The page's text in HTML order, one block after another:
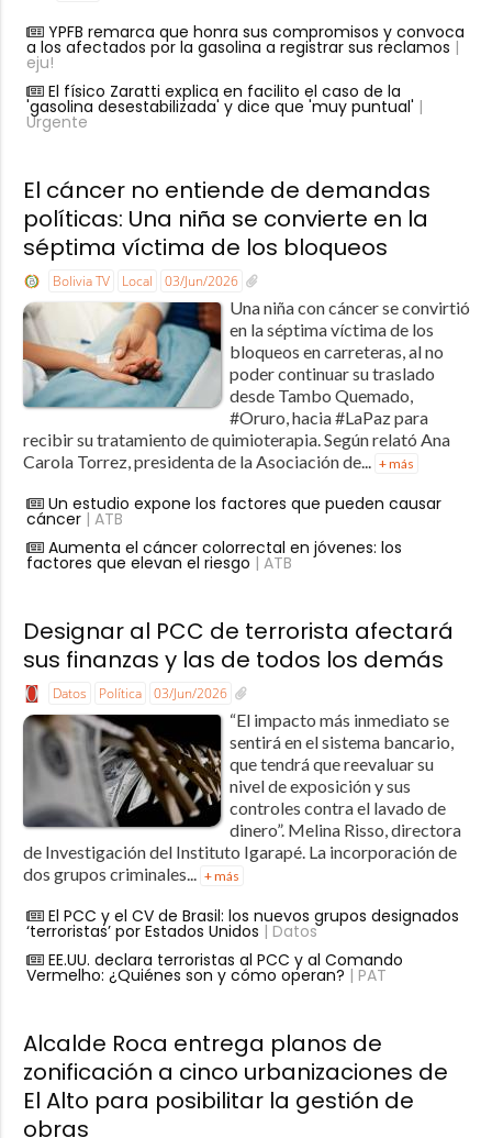
YPFB remarca que honra sus compromisos y convoca
a los afectados por la gasolina a registrar sus reclamos |
eju!
El físico Zaratti explica en facilito el caso de la
'gasolina desestabilizada' y dice que 'muy puntual' |
Urgente
El cáncer no entiende de demandas
políticas: Una niña se convierte en la
séptima víctima de los bloqueos
Bolivia TV Local 03/Jun/2026
Una niña con cáncer se convirtió
en la séptima víctima de los
bloqueos en carreteras, al no
poder continuar su traslado
desde Tambo Quemado,
#Oruro, hacia #LaPaz para
recibir su tratamiento de quimioterapia. Según relató Ana
Carola Torrez, presidenta de la Asociación de...
+ más
Un estudio expone los factores que pueden causar
cáncer| ATB
Aumenta el cáncer colorrectal en jóvenes: los
factores que elevan el riesgo | ATB
Designar al PCC de terrorista afectará
sus finanzas y las de todos los demás
Datos Política 03/Jun/2026
“El impacto más inmediato se
sentirá en el sistema bancario,
que tendrá que reevaluar su
nivel de exposición y sus
controles contra el lavado de
dinero”. Melina Risso, directora
de Investigación del Instituto Igarapé. La incorporación de
dos grupos criminales...
+ más
El PCC y el CV de Brasil: los nuevos grupos designados
‘terroristas’ por Estados Unidos | Datos
EE.UU. declara terroristas al PCC y al Comando
Vermelho: ¿Quiénes son y cómo operan? | PAT
Alcalde Roca entrega planos de
zonificación a cinco urbanizaciones de
El Alto para posibilitar la gestión de
obras